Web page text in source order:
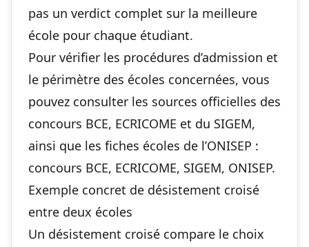
pas un verdict complet sur la meilleure
école pour chaque étudiant.
Pour vérifier les procédures d’admission et
le périmètre des écoles concernées, vous
pouvez consulter les sources officielles des
concours BCE, ECRICOME et du SIGEM,
ainsi que les fiches écoles de l’ONISEP :
concours BCE, ECRICOME, SIGEM, ONISEP.
Exemple concret de désistement croisé
entre deux écoles
Un désistement croisé compare le choix